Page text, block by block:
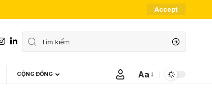
Accept
CỘNG ĐỒNG
Font
Aa